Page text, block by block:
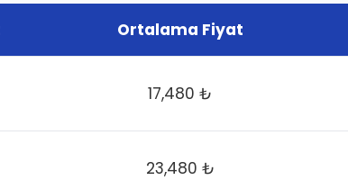
Ortalama Fiyat
17,480 ₺
23,480 ₺